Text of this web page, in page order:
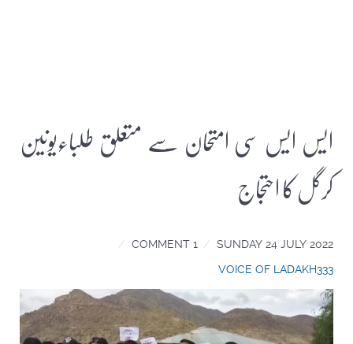
ایس ایس سی امتحان سے متعلق طلباءیونین
کرگل کا احتجاج
SUNDAY 24 JULY 2022
1 COMMENT
VOICE OF LADAKH333